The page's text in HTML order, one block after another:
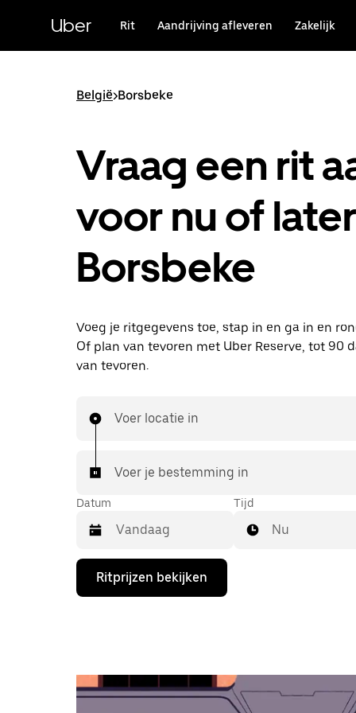
hoofdinhoudUber Rit Aandrijving afleveren Zakelijk
België>Borsbeke
Vraag een rit
voor nu of
Borsbeke
Voeg je ritgegevens toe, stap in en ga in en
Of plan van tevoren met Uber Reserve, tot 90
van tevoren.
Voer locatie in
Voer je bestemming in
Datum
Druk
de
te
openen
Tijd
Nu
Ritprijzen bekijken